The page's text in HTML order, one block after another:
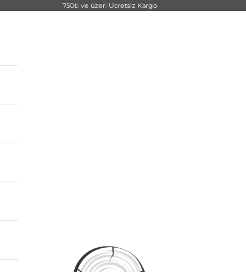
750₺ ve üzeri Ücretsiz Kargo